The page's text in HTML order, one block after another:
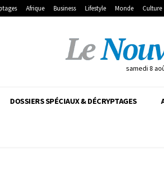
Afrique Business Lifestyle Monde Culture
samedi 8
DOSSIERS SPÉCIAUX & DÉCRYPTAGES